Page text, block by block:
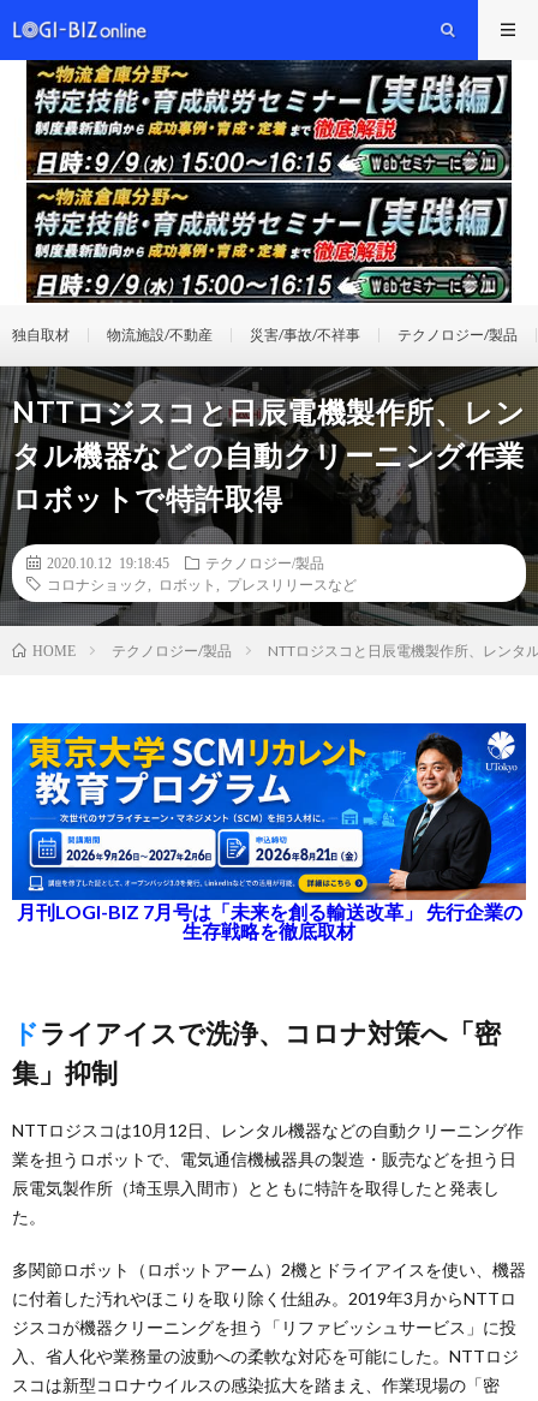
独自取材 物流施設/不動産 災害/事故/不祥事 テクノロジー/製品
NTTロジスコと日辰電機製作所、レン
タル機器などの自動クリーニング作業
ロボットで特許取得
2020.10.12 19:18:45
テクノロジー/製品
コロナショック
ロボット プレスリリースなど
HOME テクノロジー/製品 NTTロジスコと日辰電機製作所、レンタ
月刊LOGI-BIZ 7月号は「未来を創る輸送改革」 先行企業の
生存戦略を徹底取材
ドライアイスで洗浄、コロナ対策へ「密
集」抑制
NTTロジスコは10月12日、レンタル機器などの自動クリーニング作
業を担うロボットで、電気通信機械器具の製造・販売などを担う日
辰電気製作所（埼玉県入間市）とともに特許を取得したと発表し
た。
多関節ロボット（ロボットアーム）2機とドライアイスを使い、機器
に付着した汚れやほこりを取り除く仕組み。2019年3月からNTTロ
ジスコが機器クリーニングを担う「リファビッシュサービス」に投
入、省人化や業務量の波動への柔軟な対応を可能にした。NTTロジ
スコは新型コロナウイルスの感染拡大を踏まえ、作業現場の「密